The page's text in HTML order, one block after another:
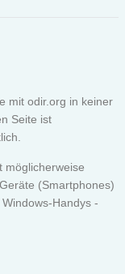
mit odir.org in keiner
Seite ist
möglicherweise
(Smartphones)
Handys -